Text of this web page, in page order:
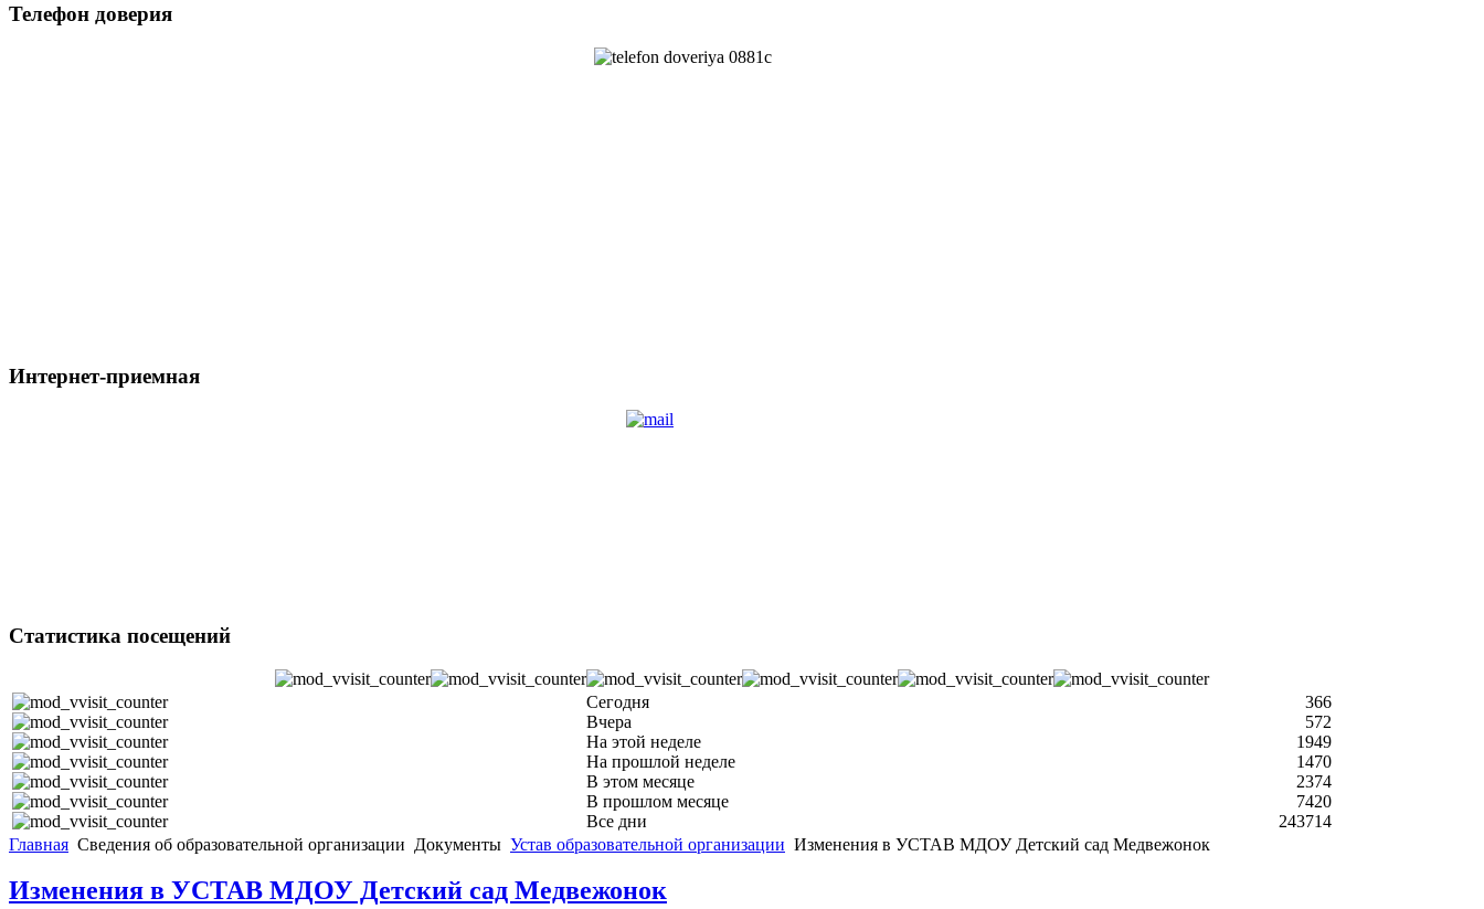
Телефон доверия
Интернет-приемная
Статистика посещений
Сегодня
366
Вчера
572
На этой неделе
1949
На прошлой неделе
1470
В этом месяце
2374
В прошлом месяце
7420
Все дни
243714
Главная Сведения об образовательной организации Документы Устав образовательной организации Изменения в УСТАВ МДОУ Детский сад Медвежонок
Изменения в УСТАВ МДОУ Детский сад Медвежонок